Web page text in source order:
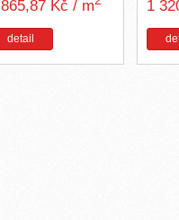
1 865,87 Kč / m
detail
1